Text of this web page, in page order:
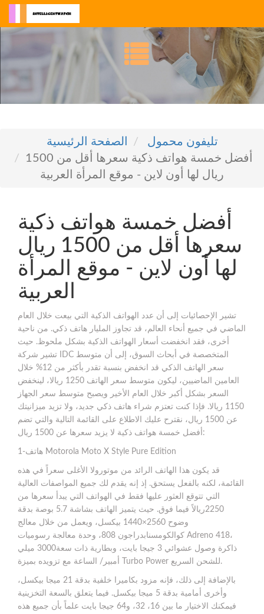
الصفحة الرئيسية
تليفون محمول
أفضل خمسة هواتف ذكية سعرها أقل من 1500
ريال لها أون لاين - موقع المرأة العربية
أفضل خمسة هواتف ذكية
سعرها أقل من 1500 ريال
لها أون لاين - موقع المرأة
العربية
تشير الإحصائيات إلى أن عدد الهواتف الذكية التي بيعت خلال العام
الماضي في جميع أنحاء العالم، قد تجاوز المليار هاتف ذكي. من ناحية
أخرى، فقد انخفضت أسعار الهواتف الذكية بشكل ملحوظ. حيث
تشير شركة IDC المتخصصة في أبحاث السوق، إلى أن متوسط
سعر الهاتف الذكي قد انخفض بنسبة تقدر بأكثر من 12% خلال
العامين الماضيين، ليكون متوسط سعر الهاتف 1250 ريالا، لينخفض
السعر بشكل أكبر خلال العام الأخير ويصبح متوسط سعر الجهاز
1150 ريالا. فإذا كنت تعتزم شراء هاتف ذكي جديد، ولا تزيد ميزانيتك
عن 1500 ريال، نقترح عليك الاطلاع على القائمة التالية والتي تضم
أفضل خمسة هواتف ذكية لا يزيد سعرها عن 1500 ريال:
1-هاتف Motorola Moto X Style Pure Edition
قد يكون هذا الهاتف الرائد من موتورولا الأغلى سعراً في هذه
القائمة، لكنه بالفعل يستحق. إذ إنه يقدم لك جميع المواصفات العالية
التي تتوقع العثور عليها فقط في الهواتف التي يبدأ سعرها من
2250ريالاً فيما فوق. حيث يتميز الهاتف بشاشة 5.7 بوصة بدقة
وضوح 2560×1440 بيكسل، ويعمل من خلال معالج
كوالكومسنابدراجون 808، وحدة معالجة رسوميات Adreno 418،
ذاكرة وصول عشوائي 3 جيجا بايت، وبطارية ذات سعة3000 ميلي
أمبير/ الساعة مع تزويده بميزة Turbo Power للشحن السريع.
بالإضافة إلى ذلك، فإنه مزود بكاميرا خلفية بدقة 21 ميجا بيكسل،
وأخرى أمامية بدقة 5 ميجا بيكسل. فيما يتعلق بالسعة التخزينية
فيمكنك الاختيار ما بين 16، 32، و64 جيجا بايت علماً بأن جميع هذه